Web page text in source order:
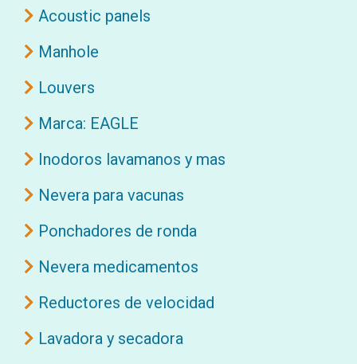
Acoustic panels
Manhole
Louvers
Marca: EAGLE
Inodoros lavamanos y mas
Nevera para vacunas
Ponchadores de ronda
Nevera medicamentos
Reductores de velocidad
Lavadora y secadora